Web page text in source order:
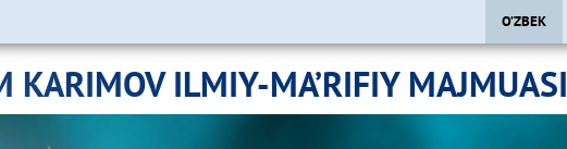
O’ZBEK
KARIMOV ILMIY-MA’RIFIY MAJMUASI